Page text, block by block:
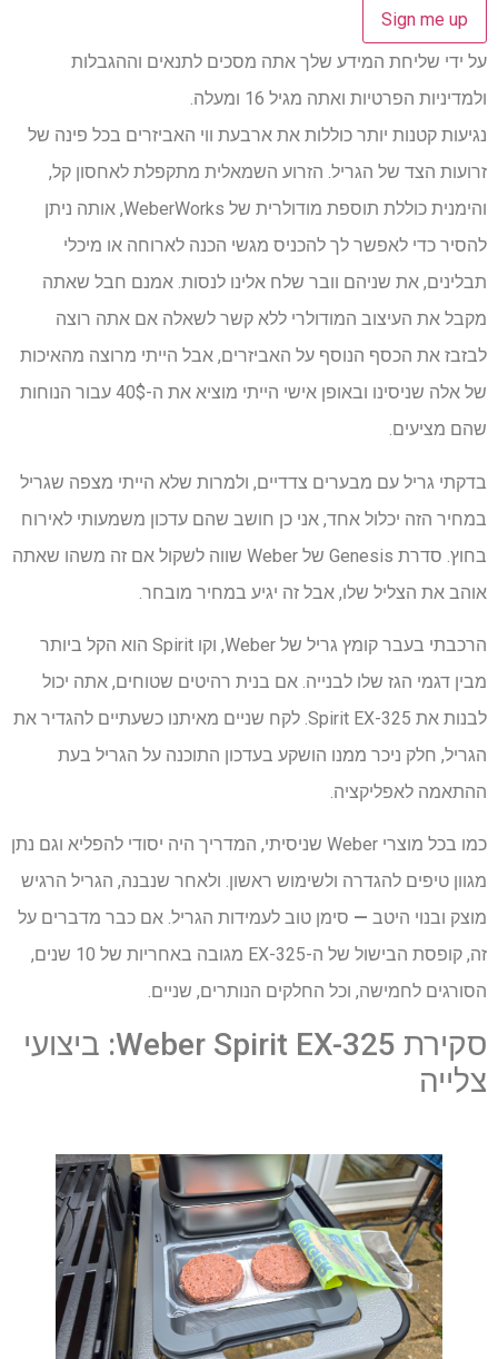
על ידי שליחת המידע שלך אתה מסכים לתנאים וההגבלות
ולמדיניות הפרטיות ואתה מגיל 16 ומעלה.
נגיעות קטנות יותר כוללות את ארבעת ווי האביזרים בכל פינה של
זרועות הצד של הגריל. הזרוע השמאלית מתקפלת לאחסון קל,
והימנית כוללת תוספת מודולרית של WeberWorks, אותה ניתן
להסיר כדי לאפשר לך להכניס מגשי הכנה לארוחה או מיכלי
תבלינים, את שניהם וובר שלח אלינו לנסות. אמנם חבל שאתה
מקבל את העיצוב המודולרי ללא קשר לשאלה אם אתה רוצה
לבזבז את הכסף הנוסף על האביזרים, אבל הייתי מרוצה מהאיכות
של אלה שניסינו ובאופן אישי הייתי מוציא את ה-40$ עבור הנוחות
שהם מציעים.
בדקתי גריל עם מבערים צדדיים, ולמרות שלא הייתי מצפה שגריל
במחיר הזה יכלול אחד, אני כן חושב שהם עדכון משמעותי לאירוח
בחוץ. סדרת Genesis של Weber שווה לשקול אם זה משהו שאתה
אוהב את הצליל שלו, אבל זה יגיע במחיר מובחר.
הרכבתי בעבר קומץ גריל של Weber, וקו Spirit הוא הקל ביותר
מבין דגמי הגז שלו לבנייה. אם בנית רהיטים שטוחים, אתה יכול
לבנות את Spirit EX-325. לקח שניים מאיתנו כשעתיים להגדיר את
הגריל, חלק ניכר ממנו הושקע בעדכון התוכנה על הגריל בעת
ההתאמה לאפליקציה.
כמו בכל מוצרי Weber שניסיתי, המדריך היה יסודי להפליא וגם נתן
מגוון טיפים להגדרה ולשימוש ראשון. ולאחר שנבנה, הגריל הרגיש
מוצק ובנוי היטב — סימן טוב לעמידות הגריל. אם כבר מדברים על
זה, קופסת הבישול של ה-EX-325 מגובה באחריות של 10 שנים,
הסורגים לחמישה, וכל החלקים הנותרים, שניים.
סקירת Weber Spirit EX-325: ביצועי
צלייה